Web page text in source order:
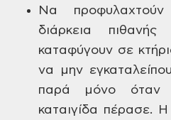
Να
διάρκεια
πιθανής
καταφύγουν σε
να μην
παρά
μόνο όταν
καταιγίδα
πέρασε. Η